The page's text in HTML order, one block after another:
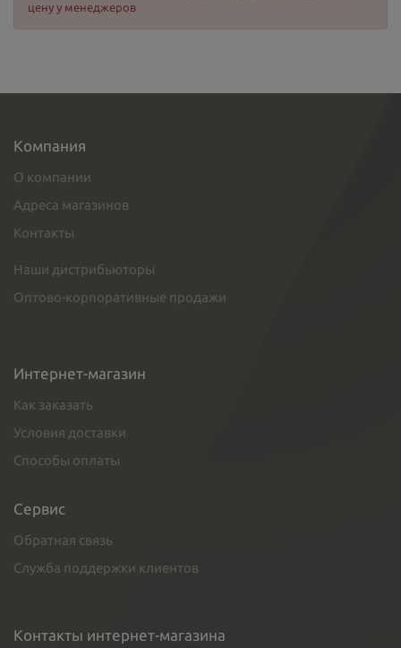
цену у менеджеров
Компания
О компании
Адреса магазинов
Контакты
Наши дистрибьюторы
Оптово-корпоративные продажи
Интернет-магазин
Как заказать
Условия доставки
Способы оплаты
Сервис
Обратная связь
Служба поддержки клиентов
Контакты интернет-магазина